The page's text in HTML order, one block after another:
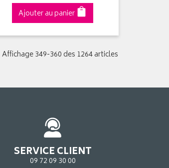
Ajouter au panier
Affichage 349-360 des 1264 articles
SERVICE CLIENT
09 72 09 30 00